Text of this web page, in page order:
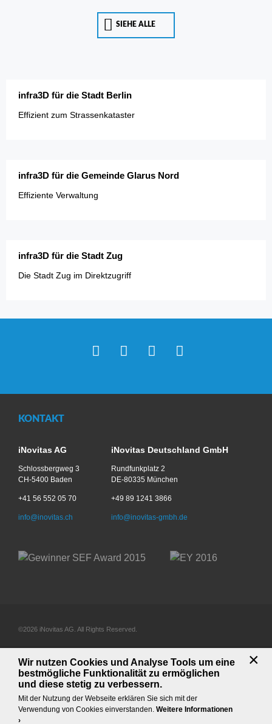
SIEHE ALLE
infra3D für die Stadt Berlin
Effizient zum Strassenkataster
infra3D für die Gemeinde Glarus Nord
Effiziente Verwaltung
infra3D für die Stadt Zug
Die Stadt Zug im Direktzugriff
KONTAKT
iNovitas AG
Schlossbergweg 3
CH-5400 Baden
+41 56 552 05 70
info@inovitas.ch
iNovitas Deutschland GmbH
Rundfunkplatz 2
DE-80335 München
+49 89 1241 3866
info@inovitas-gmbh.de
©2026 iNovitas AG. All Rights Reserved.
Impressum & Datenschutz
Downloads Site map
Wir nutzen Cookies und Analyse Tools um eine
bestmögliche Funktionalität zu ermöglichen
und diese stetig zu verbessern.
Mit der Nutzung der Webseite erklären Sie sich mit der
Verwendung von Cookies einverstanden. Weitere Informationen
›
×